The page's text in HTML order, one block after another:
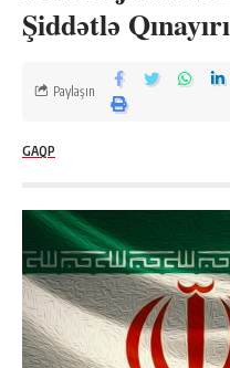
Şiddətlə
GAQP
Paylaşın